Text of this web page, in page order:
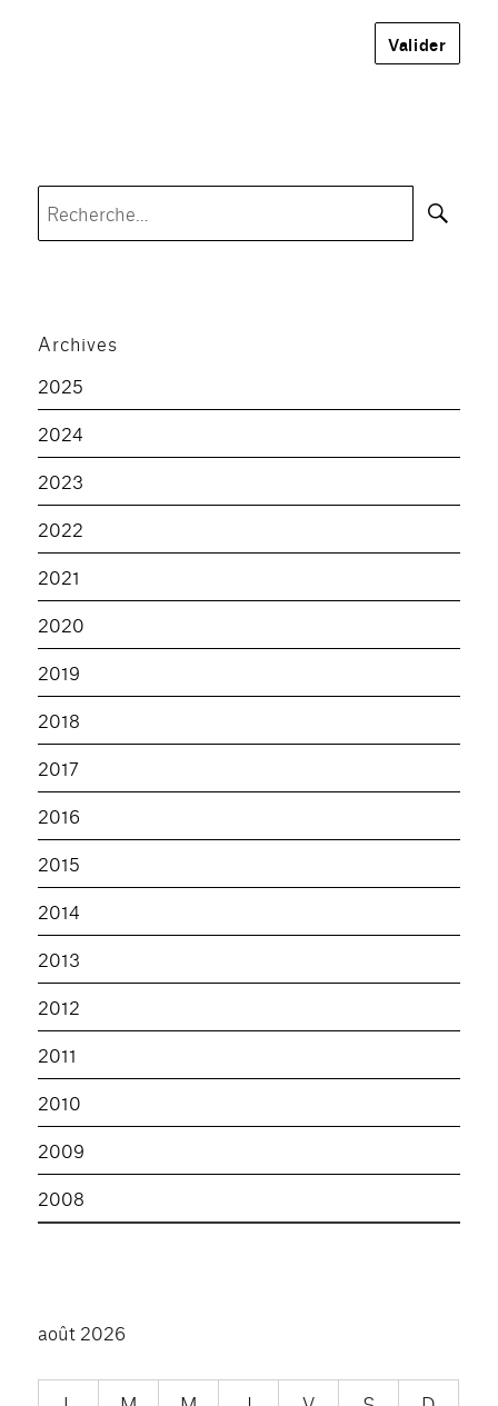
Archives
2025
2024
2023
2022
2021
2020
2019
2018
2017
2016
2015
2014
2013
2012
2011
2010
2009
2008
août 2026